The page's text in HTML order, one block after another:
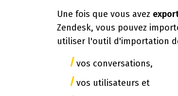
Une fois que vous avez
Zendesk, vous pouvez
utiliser l'outil d'importation
vos conversations,
vos utilisateurs et